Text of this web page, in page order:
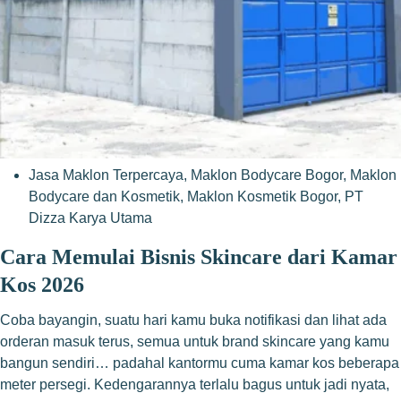
Jasa Maklon Terpercaya, Maklon Bodycare Bogor, Maklon
Bodycare dan Kosmetik, Maklon Kosmetik Bogor, PT
Dizza Karya Utama
Cara Memulai Bisnis Skincare dari Kamar
Kos 2026
Coba bayangin, suatu hari kamu buka notifikasi dan lihat ada
orderan masuk terus, semua untuk brand skincare yang kamu
bangun sendiri… padahal kantormu cuma kamar kos beberapa
meter persegi. Kedengarannya terlalu bagus untuk jadi nyata,